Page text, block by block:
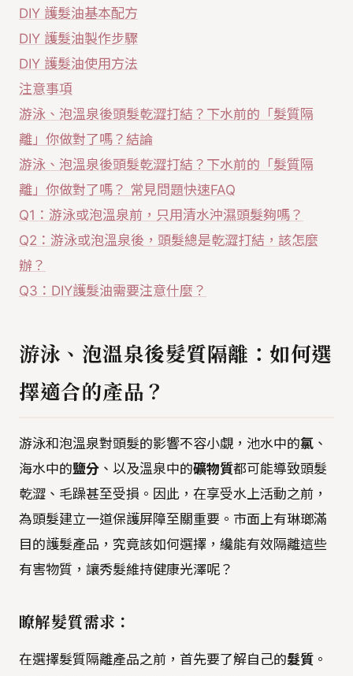
DIY 護髮油基本配方
DIY 護髮油製作步驟
DIY 護髮油使用方法
注意事項
游泳、泡溫泉後頭髮乾澀打結？下水前的「髮質隔
離」你做對了嗎？結論
游泳、泡溫泉後頭髮乾澀打結？下水前的「髮質隔
離」你做對了嗎？ 常見問題快速FAQ
Q1：游泳或泡溫泉前，只用清水沖濕頭髮夠嗎？
Q2：游泳或泡溫泉後，頭髮總是乾澀打結，該怎麼
辦？
Q3：DIY護髮油需要注意什麼？
游泳、泡溫泉後髮質隔離：如何選
擇適合的產品？
游泳和泡溫泉對頭髮的影響不容小覷，池水中的氯 、
海水中的鹽分 、以及溫泉中的礦物質都可能導致頭髮
乾澀、毛躁甚至受損。因此，在享受水上活動之前，
為頭髮建立一道保護屏障至關重要。市面上有琳瑯滿
目的護髮產品，究竟該如何選擇，纔能有效隔離這些
有害物質，讓秀髮維持健康光澤呢？
瞭解髮質需求：
在選擇髮質隔離產品之前，首先要了解自己的髮質 。